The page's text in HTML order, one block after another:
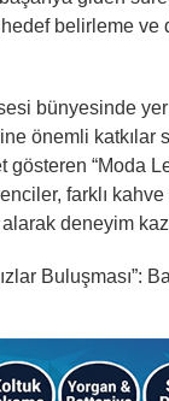
belirleme ve
bünyesinde
önemli katkılar
“Moda
farklı
deneyim
Buluşması”: